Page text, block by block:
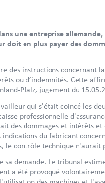
une entreprise
doit en plus payer des
des instructions concernant
ou d’indemnités. Cette
Pfalz, jugement du
qui s'était coincé les
professionnelle
des dommages et intérêts
indications du fabricant
le contrôle technique n'aurait
sa demande. Le tribunal
a été provoqué